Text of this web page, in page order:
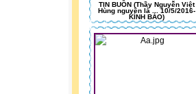
TIN BUỒN (Thầy Nguyễn Việt
Hùng nguyên là ... 10/5/2016-
KÍNH BÁO)